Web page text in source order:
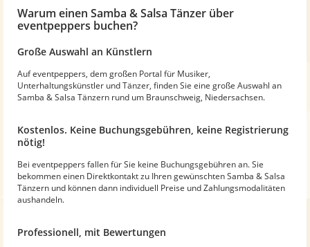
Warum einen Samba & Salsa Tänzer über
eventpeppers buchen?
Große Auswahl an Künstlern
Auf eventpeppers, dem großen Portal für Musiker,
Unterhaltungskünstler und Tänzer, finden Sie eine große Auswahl an
Samba & Salsa Tänzern rund um Braunschweig, Niedersachsen.
Kostenlos. Keine Buchungsgebühren, keine Registrierung
nötig!
Bei eventpeppers fallen für Sie keine Buchungsgebühren an. Sie
bekommen einen Direktkontakt zu Ihren gewünschten Samba & Salsa
Tänzern und können dann individuell Preise und Zahlungsmodalitäten
aushandeln.
Professionell, mit Bewertungen